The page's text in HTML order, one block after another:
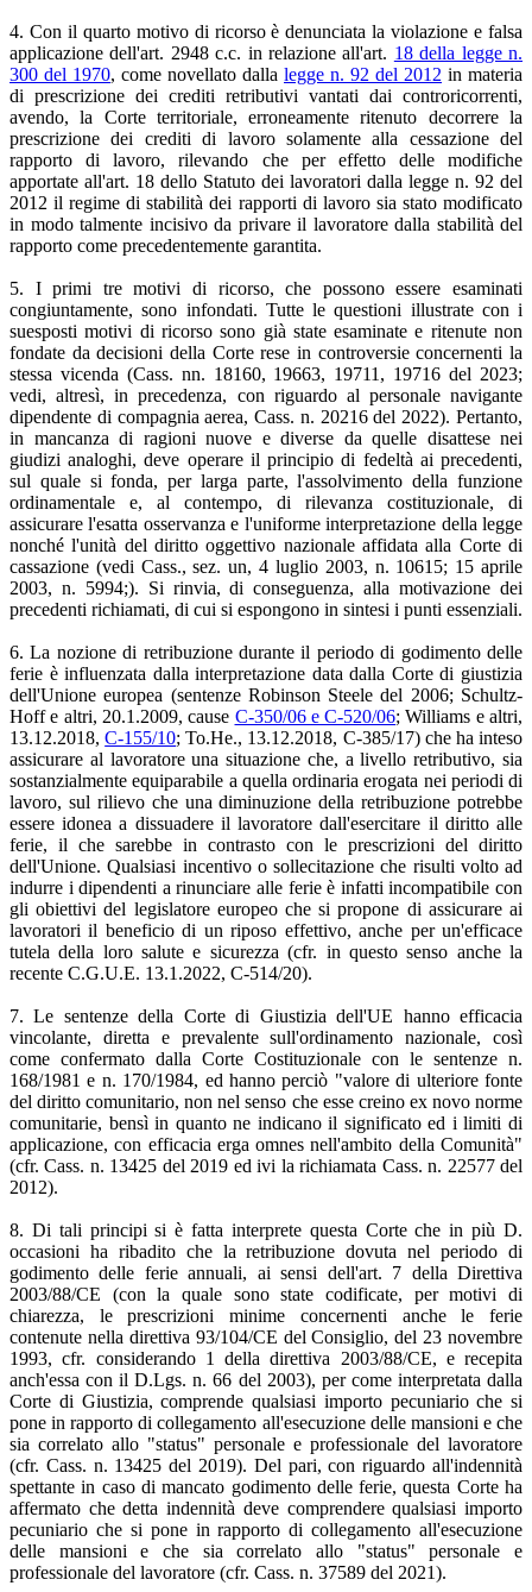
4. Con il quarto motivo di ricorso è denunciata la violazione e falsa
applicazione dell'art. 2948 c.c. in relazione all'art. 18 della legge n.
300 del 1970, come novellato dalla legge n. 92 del 2012 in materia
di prescrizione dei crediti retributivi vantati dai controricorrenti,
avendo, la Corte territoriale, erroneamente ritenuto decorrere la
prescrizione dei crediti di lavoro solamente alla cessazione del
rapporto di lavoro, rilevando che per effetto delle modifiche
apportate all'art. 18 dello Statuto dei lavoratori dalla legge n. 92 del
2012 il regime di stabilità dei rapporti di lavoro sia stato modificato
in modo talmente incisivo da privare il lavoratore dalla stabilità del
rapporto come precedentemente garantita.
5. I primi tre motivi di ricorso, che possono essere esaminati
congiuntamente, sono infondati. Tutte le questioni illustrate con i
suesposti motivi di ricorso sono già state esaminate e ritenute non
fondate da decisioni della Corte rese in controversie concernenti la
stessa vicenda (Cass. nn. 18160, 19663, 19711, 19716 del 2023;
vedi, altresì, in precedenza, con riguardo al personale navigante
dipendente di compagnia aerea, Cass. n. 20216 del 2022). Pertanto,
in mancanza di ragioni nuove e diverse da quelle disattese nei
giudizi analoghi, deve operare il principio di fedeltà ai precedenti,
sul quale si fonda, per larga parte, l'assolvimento della funzione
ordinamentale e, al contempo, di rilevanza costituzionale, di
assicurare l'esatta osservanza e l'uniforme interpretazione della legge
nonché l'unità del diritto oggettivo nazionale affidata alla Corte di
cassazione (vedi Cass., sez. un, 4 luglio 2003, n. 10615; 15 aprile
2003, n. 5994;). Si rinvia, di conseguenza, alla motivazione dei
precedenti richiamati, di cui si espongono in sintesi i punti essenziali.
6. La nozione di retribuzione durante il periodo di godimento delle
ferie è influenzata dalla interpretazione data dalla Corte di giustizia
dell'Unione europea (sentenze Robinson Steele del 2006; Schultz-
Hoff e altri, 20.1.2009, cause C-350/06 e C-520/06; Williams e altri,
13.12.2018,C-155/10; To.He., 13.12.2018, C-385/17) che ha inteso
assicurare al lavoratore una situazione che, a livello retributivo, sia
sostanzialmente equiparabile a quella ordinaria erogata nei periodi di
lavoro, sul rilievo che una diminuzione della retribuzione potrebbe
essere idonea a dissuadere il lavoratore dall'esercitare il diritto alle
ferie, il che sarebbe in contrasto con le prescrizioni del diritto
dell'Unione. Qualsiasi incentivo o sollecitazione che risulti volto ad
indurre i dipendenti a rinunciare alle ferie è infatti incompatibile con
gli obiettivi del legislatore europeo che si propone di assicurare ai
lavoratori il beneficio di un riposo effettivo, anche per un'efficace
tutela della loro salute e sicurezza (cfr. in questo senso anche la
recente C.G.U.E. 13.1.2022, C-514/20).
7. Le sentenze della Corte di Giustizia dell'UE hanno efficacia
vincolante, diretta e prevalente sull'ordinamento nazionale, così
come confermato dalla Corte Costituzionale con le sentenze n.
168/1981 e n. 170/1984, ed hanno perciò "valore di ulteriore fonte
del diritto comunitario, non nel senso che esse creino ex novo norme
comunitarie, bensì in quanto ne indicano il significato ed i limiti di
applicazione, con efficacia erga omnes nell'ambito della Comunità"
(cfr. Cass. n. 13425 del 2019 ed ivi la richiamata Cass. n. 22577 del
2012).
8. Di tali principi si è fatta interprete questa Corte che in più D.
occasioni ha ribadito che la retribuzione dovuta nel periodo di
godimento delle ferie annuali, ai sensi dell'art. 7 della Direttiva
2003/88/CE (con la quale sono state codificate, per motivi di
chiarezza, le prescrizioni minime concernenti anche le ferie
contenute nella direttiva 93/104/CE del Consiglio, del 23 novembre
1993, cfr. considerando 1 della direttiva 2003/88/CE, e recepita
anch'essa con il D.Lgs. n. 66 del 2003), per come interpretata dalla
Corte di Giustizia, comprende qualsiasi importo pecuniario che si
pone in rapporto di collegamento all'esecuzione delle mansioni e che
sia correlato allo "status" personale e professionale del lavoratore
(cfr. Cass. n. 13425 del 2019). Del pari, con riguardo all'indennità
spettante in caso di mancato godimento delle ferie, questa Corte ha
affermato che detta indennità deve comprendere qualsiasi importo
pecuniario che si pone in rapporto di collegamento all'esecuzione
delle mansioni e che sia correlato allo "status" personale e
professionale del lavoratore (cfr. Cass. n. 37589 del 2021).